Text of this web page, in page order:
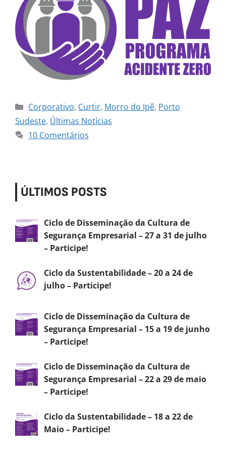
Corporativo, Curtir, Morro do Ipê, Porto
Sudeste, Últimas Notícias
10 Comentários
ÚLTIMOS POSTS
Ciclo de Disseminação da Cultura de
Segurança Empresarial – 27 a 31 de julho
– Participe!
Ciclo da Sustentabilidade – 20 a 24 de
julho – Participe!
Ciclo de Disseminação da Cultura de
Segurança Empresarial – 15 a 19 de junho
– Participe!
Ciclo de Disseminação da Cultura de
Segurança Empresarial – 22 a 29 de maio
– Participe!
Ciclo da Sustentabilidade – 18 a 22 de
Maio – Participe!